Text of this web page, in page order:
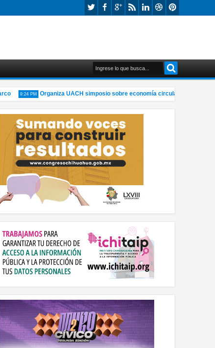
9:24 PM Organiza UACH simposio sobre economía circular y materiales